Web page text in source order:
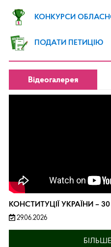
КОНКУРСИ
ПОДАТИ ПЕТИЦІЮ
Відеогалерея
КОНСТИТУЦІЇ УКРАЇНИ –
29.06.2026
БІЛЬШЕ